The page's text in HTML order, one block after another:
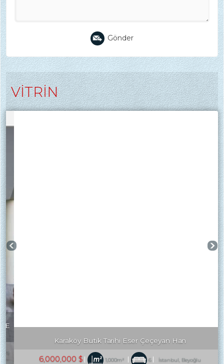
Gönder
VİTRİN
Karaköy Butik Tarihi Eser Çeçeyan Han
6,000,000 $ 1,000m² 6 İstanbul, Beyoğlu